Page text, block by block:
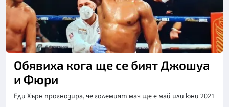
Обявиха кога ще се бият Джошуа
и Фюри
Еди Хърн прогнозира, че големият мач ще е май или юни 2021